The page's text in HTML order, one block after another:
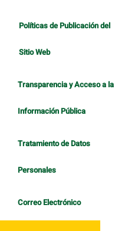
Políticas de Publicación del
Sitio Web
Transparencia y Acceso a la
Información Pública
Tratamiento de Datos
Personales
Correo Electrónico